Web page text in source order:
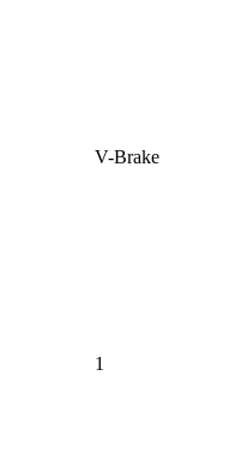
V-Brake
1